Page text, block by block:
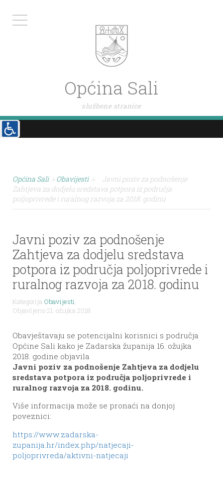
Općina Sali
službene stranice
Općina Sali > Obavijesti >
Javni poziv za podnošenje
Zahtjeva za dodjelu sredstava potpora iz područja
poljoprivrede i ruralnog razvoja za 2018. godinu
Javni poziv za podnošenje
Zahtjeva za dodjelu sredstava
potpora iz područja poljoprivrede i
ruralnog razvoja za 2018. godinu
Kategorija Obavijesti,
Objavljeno 21. ožujka 2018.
Obavještavaju se potencijalni korisnici s područja
Općine Sali kako je Zadarska županija 16. ožujka
2018. godine objavila
Javni poziv za podnošenje Zahtjeva za dodjelu
sredstava potpora iz područja poljoprivrede i
ruralnog razvoja za 2018. godinu.
Više informacija može se pronaći na donjoj
poveznici:
https://www.zadarska-
zupanija.hr/index.php/natjecaji-
poljoprivreda/aktivni-natjecaji